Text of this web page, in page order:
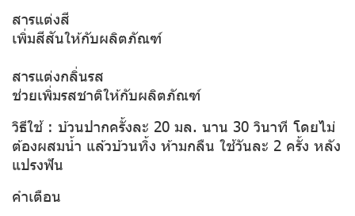
สารแต่งสี
เพิ่มสีสันให้กับผลิตภัณฑ์
สารแต่งกลิ่นรส
ช่วยเพิ่มรสชาติให้กับผลิตภัณฑ์
วิธีใช้ : บ้วนปากครั้งละ 20 มล. นาน 30 วินาที โดยไม่
ต้องผสมน้ำ แล้วบ้วนทิ้ง ห้ามกลืน ใช้วันละ 2 ครั้ง หลัง
แปรงฟัน
คำเตือน